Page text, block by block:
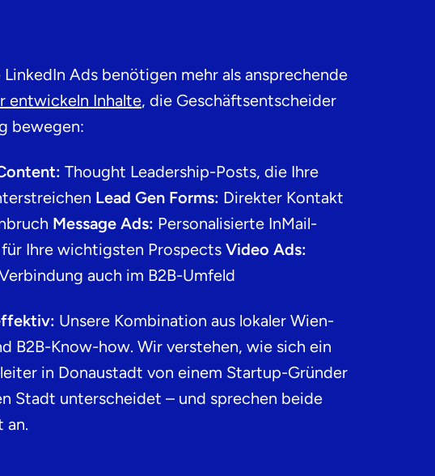
Ads benötigen mehr als ansprechende
entwickeln Inhalte, die Geschäftsentscheider
bewegen:
Thought Leadership-Posts, die Ihre
Lead Gen Forms: Direkter Kontakt
Message Ads: Personalisierte InMail-
für Ihre wichtigsten Prospects Video Ads:
auch im B2B-Umfeld
Unsere Kombination aus lokaler Wien-
B2B-Know-how. Wir verstehen, wie sich ein
in Donaustadt von einem Startup-Gründer
Stadt unterscheidet – und sprechen beide
an.